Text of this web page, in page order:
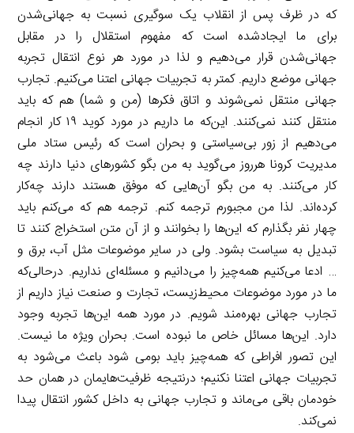
که در ظرف پس از انقلاب یک سوگیری نسبت به جهانی‌شدن
برای ما ایجادشده است که مفهوم استقلال را در مقابل
جهانی‌شدن قرار می‌دهیم و لذا در مورد هر نوع انتقال تجربه
جهانی موضع داریم. کمتر به تجربیات جهانی اعتنا می‌کنیم. تجارب
جهانی منتقل نمی‌شوند و اتاق فکرها (من و شما) هم که باید
منتقل کنند نمی‌کنند. این‌که ما داریم در مورد کوید ۱۹ کار انجام
می‌دهیم از زور بی‌سیاستی و بحران است که رئیس ستاد ملی
مدیریت کرونا هرروز می‌گوید به من بگو کشورهای دنیا دارند چه
کار می‌کنند. به من بگو آن‌هایی که موفق هستند دارند چه‌کار
کرده‌اند. لذا من مجبورم ترجمه کنم. ترجمه هم که می‌کنم باید
چهار نفر بگذارم که این‌ها را بخوانند و از آن متن استخراج کنند تا
تبدیل به سیاست بشود. ولی در سایر موضوعات مثل آب، برق و
… ادعا می‌کنیم همه‌چیز را می‌دانیم و مسئله‌ای نداریم. درحالی‌که
ما در مورد موضوعات محیط‌زیست، تجارت و صنعت نیاز داریم از
تجارب جهانی بهره‌مند شویم. در مورد همه این‌ها تجربه وجود
دارد. این‌ها مسائل خاص ما نبوده است. بحران ویژه ما نیست.
این تصور افراطی که همه‌چیز باید بومی شود باعث می‌شود به
تجربیات جهانی اعتنا نکنیم؛ درنتیجه ظرفیت‌هایمان در همان حد
خودمان باقی می‌ماند و تجارب جهانی به داخل کشور انتقال پیدا
نمی‌کند.